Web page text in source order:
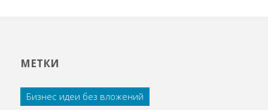
МЕТКИ
Бизнес идеи без вложений